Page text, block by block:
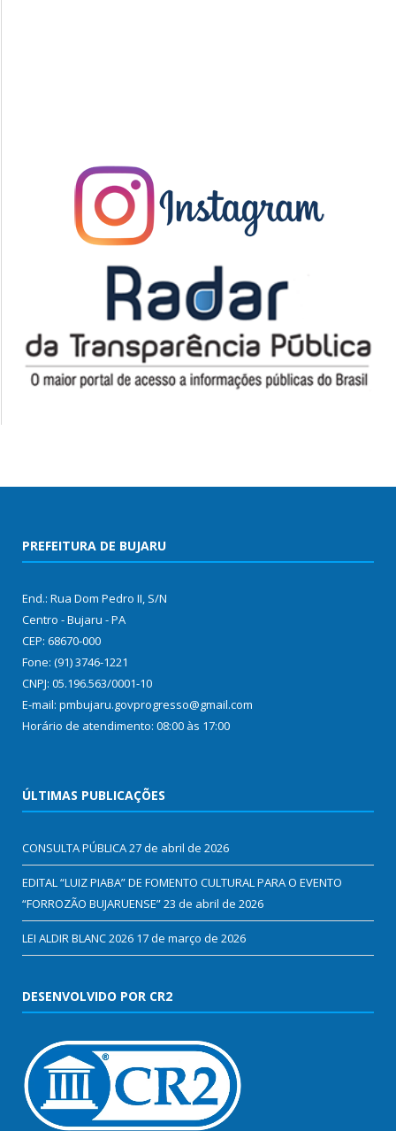
PREFEITURA DE BUJARU
End.: Rua Dom Pedro II, S/N
Centro - Bujaru - PA
CEP: 68670-000
Fone: (91) 3746-1221
CNPJ: 05.196.563/0001-10
E-mail: pmbujaru.govprogresso@gmail.com
Horário de atendimento: 08:00 às 17:00
ÚLTIMAS PUBLICAÇÕES
CONSULTA PÚBLICA27 de abril de 2026
EDITAL “LUIZ PIABA” DE FOMENTO CULTURAL PARA O EVENTO
“FORROZÃO BUJARUENSE”23 de abril de 2026
LEI ALDIR BLANC 2026 17 de março de 2026
DESENVOLVIDO POR CR2